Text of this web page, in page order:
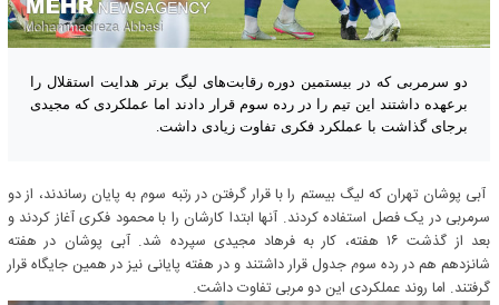
دو سرمربی که در بیستمین دوره رقابت‌های لیگ برتر هدایت استقلال را
برعهده داشتند این تیم را در رده سوم قرار دادند اما عملکردی که مجیدی
برجای گذاشت با عملکرد فکری تفاوت زیادی داشت.
آبی پوشان تهران که لیگ بیستم را با قرار گرفتن در رتبه سوم به پایان رساندند، از دو
سرمربی در یک فصل استفاده کردند. آنها ابتدا کارشان را با محمود فکری آغاز کردند و
بعد از گذشت ۱۶ هفته، کار به فرهاد مجیدی سپرده شد. آبی پوشان در هفته
شانزدهم هم در رده سوم جدول قرار داشتند و در هفته پایانی نیز در همین جایگاه قرار
گرفتند. اما روند عملکردی این دو مربی تفاوت داشت.